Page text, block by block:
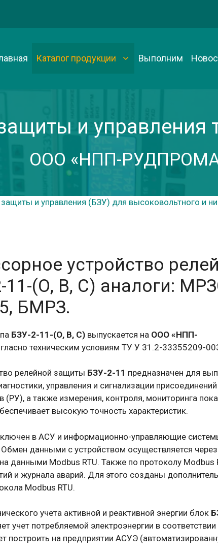
Каталог продукции Выполним
и управления
ООО «НПП-
и управления (БЗУ) для высоковольтного и
устройство
(О, В, С) аналоги:
БМРЗ.
БЗУ-2-11-(О, В, С) выпускается на ООО «НПП-
техническим условиям ТУ У 31.2-33355209-
релейной защиты БЗУ-2-11 предназначен для
управления и сигнализации присоединений
(РУ), а также измерения, контроля, мониторинга
высокую точность характеристик.
в АСУ и информационно-управляющие
данными с устройством осуществляется через
данными Modbus RTU. Также по протоколу Modbus
и журнала аварий. Для этого созданы
Modbus RTU.
учета активной и реактивной энергии блок
учет потребляемой электроэнергии в
построить на предприятии АСУЭ